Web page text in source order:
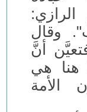
الرازي:
وقال
أنَّ
هنا هي
الأمة